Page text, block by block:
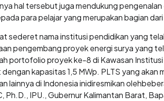
hal tersebut juga mendukung
para pelajar yang merupakan bagian
sederet nama institusi pendidikan yang
pengembang proyek energi surya yang
portofolio proyek ke-8 di Kawasan
kapasitas 1,5 MWp. PLTS yang
lainnya di Indonesia inidiresmikan
Ph.D., IPU., Gubernur Kalimantan Barat,